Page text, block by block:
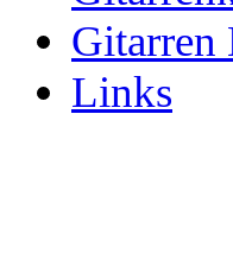
Gitarren
Links